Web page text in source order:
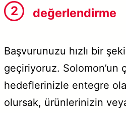
2 değerlendirme
Başvurunuzu hızlı bir
geçiriyoruz. Solomon’un
hedeflerinizle entegre
olursak, ürünlerinizin veya